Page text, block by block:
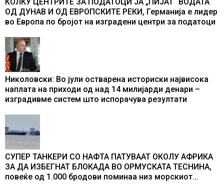
ОД ДУНАВ И ОД ЕВРОПСКИТЕ РЕКИ, Германија е лидер
во Европа по бројот на изградени центри за податоци
Николовски: Во јули остварена историски највисока
наплата на приходи од над 14 милијарди денари –
изградивме систем што испорачува резултати
СУПЕР ТАНКЕРИ СО НАФТА ПАТУВААТ ОКОЛУ АФРИКА
ЗА ДА ИЗБЕГНАТ БЛОКАДА ВО ОРМУСКАТА ТЕСНИНА,
повеќе од 1.000 бродови поминаа низ морскиот